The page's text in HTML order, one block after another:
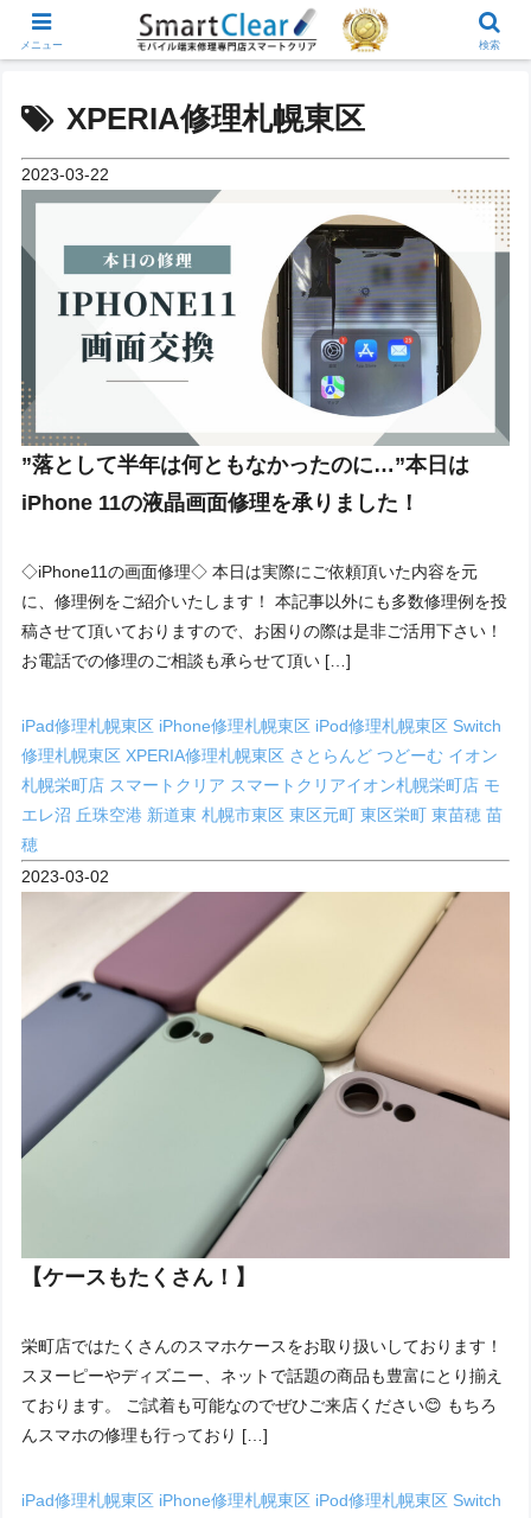
XPERIA修理札幌東区
2023-03-22
”落として半年は何ともなかったのに…”本日は
iPhone 11の液晶画面修理を承りました！
◇iPhone11の画面修理◇ 本日は実際にご依頼頂いた内容を元
に、修理例をご紹介いたします！ 本記事以外にも多数修理例を投
稿させて頂いておりますので、お困りの際は是非ご活用下さい！
お電話での修理のご相談も承らせて頂い […]
iPad修理札幌東区 iPhone修理札幌東区 iPod修理札幌東区 Switch
修理札幌東区 XPERIA修理札幌東区 さとらんどつどーむ イオン
札幌栄町店 スマートクリア スマートクリアイオン札幌栄町店 モ
エレ沼 丘珠空港 新道東札幌市東区東区元町東区栄町東苗穂苗
穂
2023-03-02
【ケースもたくさん！】
栄町店ではたくさんのスマホケースをお取り扱いしております！
スヌーピーやディズニー、ネットで話題の商品も豊富にとり揃え
ております。 ご試着も可能なのでぜひご来店ください😊 もちろ
んスマホの修理も行っており […]
iPad修理札幌東区 iPhone修理札幌東区 iPod修理札幌東区 Switch
メニュー 検索